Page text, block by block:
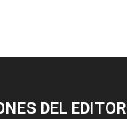
DEL EDITOR